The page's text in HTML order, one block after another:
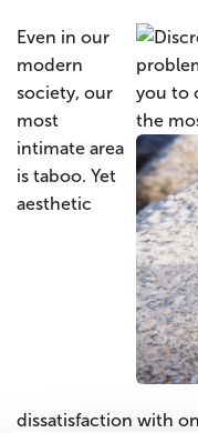
Even in our
modern
society, our
most
intimate area
is taboo. Yet
aesthetic
dissatisfaction with